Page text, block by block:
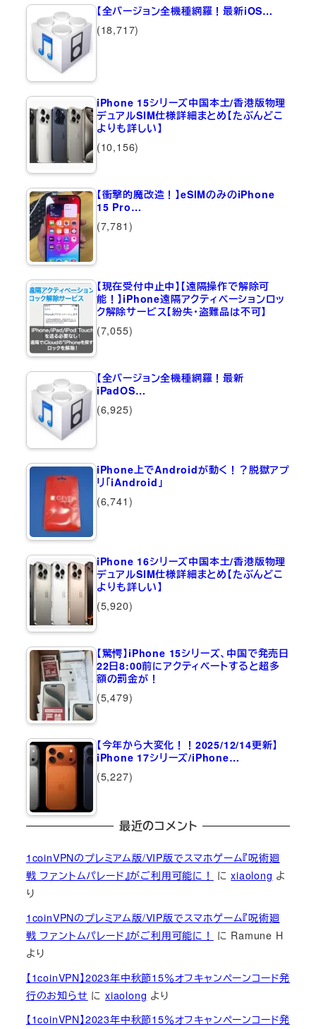
【全バージョン全機種網羅！最新iOS…
(18,717)
iPhone 15シリーズ中国本土/香港版物理
デュアルSIM仕様詳細まとめ【たぶんどこ
よりも詳しい】
(10,156)
【衝撃的魔改造！】eSIMのみのiPhone
15 Pro…
(7,781)
【現在受付中止中】【遠隔操作で解除可
能！】iPhone遠隔アクティベーションロッ
ク解除サービス【紛失・盗難品は不可】
(7,055)
【全バージョン全機種網羅！最新
iPadOS…
(6,925)
iPhone上でAndroidが動く！？脱獄アプ
リ「iAndroid」
(6,741)
iPhone 16シリーズ中国本土/香港版物理
デュアルSIM仕様詳細まとめ【たぶんどこ
よりも詳しい】
(5,920)
【驚愕】iPhone 15シリーズ、中国で発売日
22日8:00前にアクティベートすると超多
額の罰金が！
(5,479)
【今年から大変化！！2025/12/14更新】
iPhone 17シリーズ/iPhone…
(5,227)
最近のコメント
1coinVPNのプレミアム版/VIP版でスマホゲーム『呪術廻
戦 ファントムパレード』がご利用可能に！
にxiaolong よ
り
1coinVPNのプレミアム版/VIP版でスマホゲーム『呪術廻
戦 ファントムパレード』がご利用可能に！
に Ramune H
より
【1coinVPN】2023年中秋節15％オフキャンペーンコード発
行のお知らせ にxiaolong より
【1coinVPN】2023年中秋節15％オフキャンペーンコード発